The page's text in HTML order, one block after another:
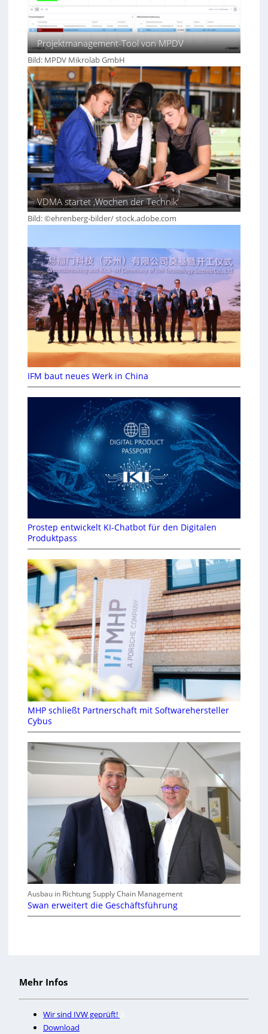
Projektmanagement-Tool von MPDV
Bild: MPDV Mikrolab GmbH
VDMA startet ‚Wochen der Technik‘
Bild: ©ehrenberg-bilder/ stock.adobe.com
IFM baut neues Werk in China
Prostep entwickelt KI-Chatbot für den Digitalen
Produktpass
MHP schließt Partnerschaft mit Softwarehersteller
Cybus
Ausbau in Richtung Supply Chain Management
Swan erweitert die Geschäftsführung
Mehr Infos
Wir sind IVW geprüft!
Download